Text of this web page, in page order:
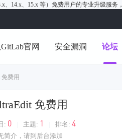
、14.x、15.x 等）免费用户的专业升级服务，
官网 安全漏洞 论坛
免费用
免费用
: 0 主题: 1 排名: 4
简介，请到后台添加